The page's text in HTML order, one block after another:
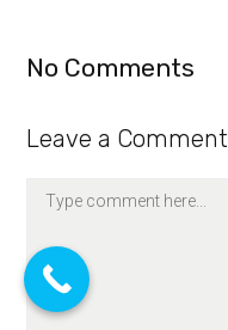
No Comments
Leave a Comment